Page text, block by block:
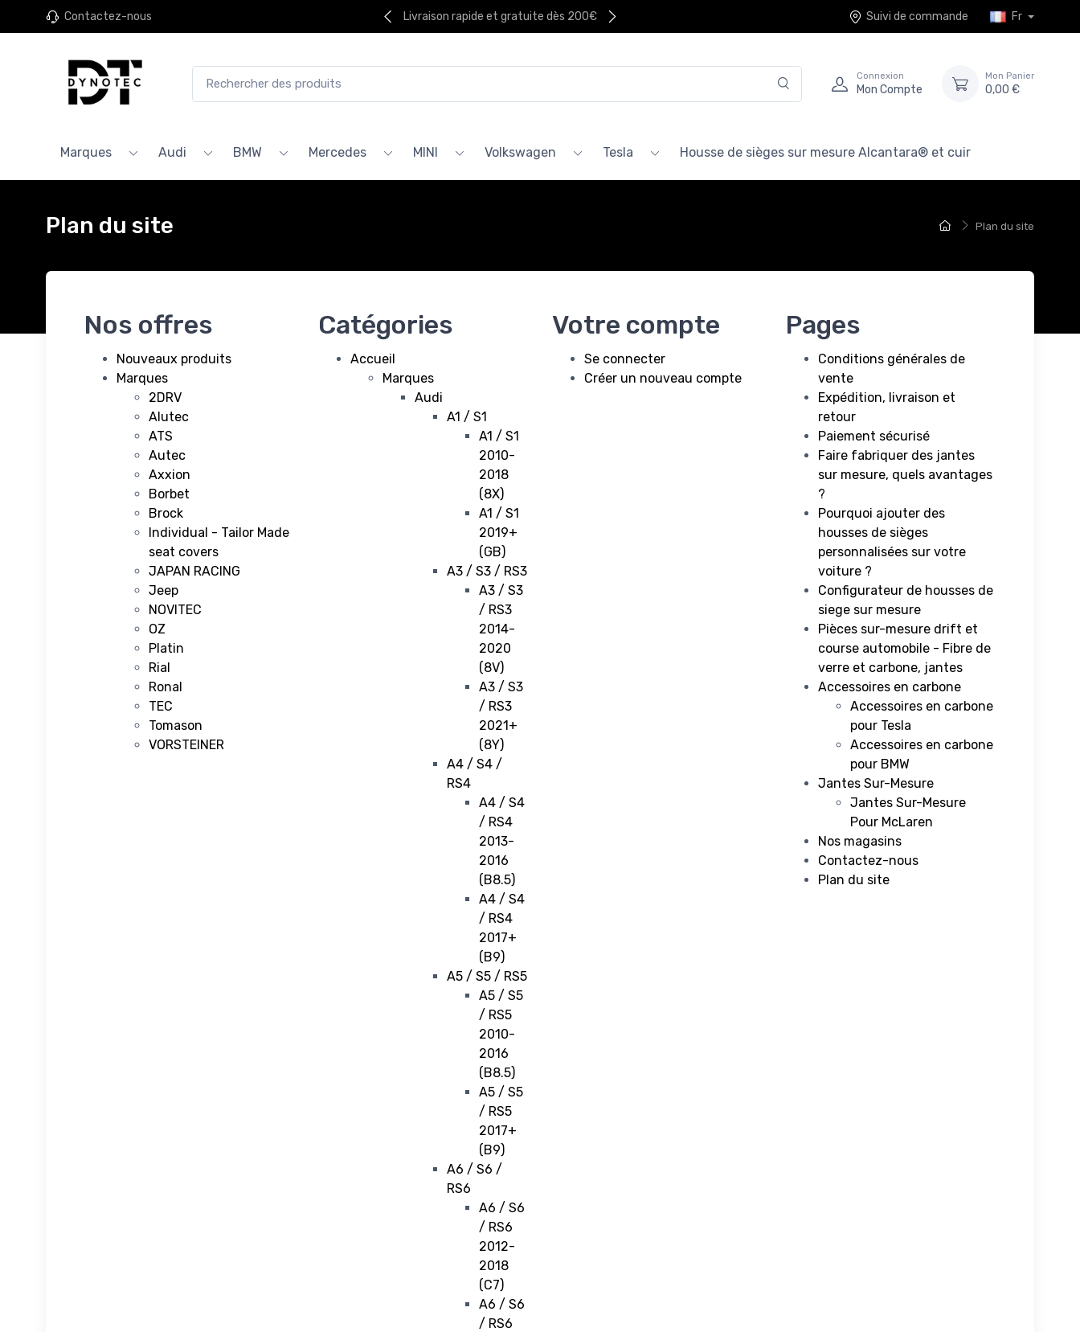
Contactez-nous Livraison rapide et gratuite dès 200€ Suivi de commande Fr
Connexion
Mon Compte
Mon Panier
0,00 €
Marques Audi BMW Mercedes MINI Volkswagen Tesla Housse de sièges sur mesure Alcantara® et cuir
Plan du site
Plan du site
Nos offres
Nouveaux produits
Marques
2DRV
Alutec
ATS
Autec
Axxion
Borbet
Brock
Individual - Tailor Made
seat covers
JAPAN RACING
Jeep
NOVITEC
OZ
Platin
Rial
Ronal
TEC
Tomason
VORSTEINER
Catégories
Accueil
Marques
Audi
A1 / S1
A1 / S1
2010-
2018
(8X)
A1 / S1
2019+
(GB)
A3 / S3 / RS3
A3 / S3
/ RS3
2014-
2020
(8V)
A3 / S3
/ RS3
2021+
(8Y)
A4 / S4 /
RS4
A4 / S4
/ RS4
2013-
2016
(B8.5)
A4 / S4
/ RS4
2017+
(B9)
A5 / S5 / RS5
A5 / S5
/ RS5
2010-
2016
(B8.5)
A5 / S5
/ RS5
2017+
(B9)
A6 / S6 /
RS6
A6 / S6
/ RS6
2012-
2018
(C7)
A6 / S6
/ RS6
Votre compte
Se connecter
Créer un nouveau compte
Pages
Conditions générales de
vente
Expédition, livraison et
retour
Paiement sécurisé
Faire fabriquer des jantes
sur mesure, quels avantages
?
Pourquoi ajouter des
housses de sièges
personnalisées sur votre
voiture ?
Configurateur de housses de
siege sur mesure
Pièces sur-mesure drift et
course automobile - Fibre de
verre et carbone, jantes
Accessoires en carbone
Accessoires en carbone
pour Tesla
Accessoires en carbone
pour BMW
Jantes Sur-Mesure
Jantes Sur-Mesure
Pour McLaren
Nos magasins
Contactez-nous
Plan du site